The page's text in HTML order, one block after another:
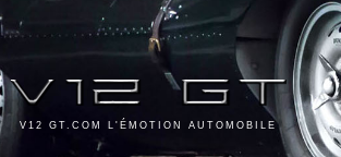
V12 GT.COM L'ÉMOTION AUTOMOBILE